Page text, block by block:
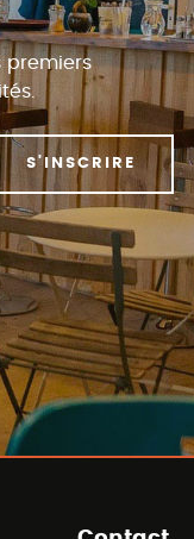
premiers
S'INSCRIRE